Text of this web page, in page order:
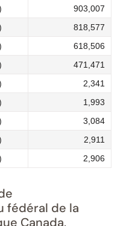
903,007
818,577
618,506
471,471
2,341
1,993
3,084
2,911
2,906
fédéral de la
Canada,